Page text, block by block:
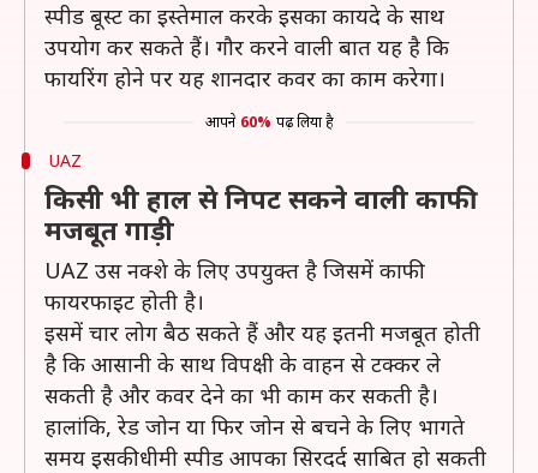
स्पीड बूस्ट का इस्तेमाल करके इसका कायदे के साथ
उपयोग कर सकते हैं। गौर करने वाली बात यह है कि
फायरिंग होने पर यह शानदार कवर का काम करेगा।
आपने 60% पढ़ लिया है
UAZ
किसी भी हाल से निपट सकने वाली काफी
मजबूत गाड़ी
UAZ उस नक्शे के लिए उपयुक्त है जिसमें काफी
फायरफाइट होती है।
इसमें चार लोग बैठ सकते हैं और यह इतनी मजबूत होती
है कि आसानी के साथ विपक्षी के वाहन से टक्कर ले
सकती है और कवर देने का भी काम कर सकती है।
हालांकि, रेड जोन या फिर जोन से बचने के लिए भागते
समय इसकी धीमी स्पीड आपका सिरदर्द साबित हो सकती